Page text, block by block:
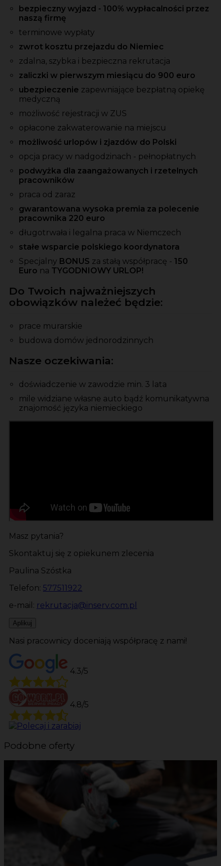
bezpieczny wyjazd - 100% wypłacalności przez
naszą firmę
terminowe wypłaty
zwrot kosztu przejazdu do Niemiec
zdalna, szybka i bezpieczna rekrutacja
zaliczki w pierwszym miesiącu do 900 euro
ubezpieczenie zapewniające bezpłatną opiekę
medyczną
możliwość rejestracji w ZUS
opłacone zakwaterowanie na miejscu
możliwość urlopów i zjazdów do Polski
opcja pracy w nadgodzinach - pełnopłatnych
podwyżka dla zaangażowanych i rzetelnych
pracowników
praca od zaraz
gwarantowana wysoka premia za polecenie
pracownika 220 euro
długotrwała i legalna praca w Niemczech
stałe wsparcie polskiego koordynatora
Specjalny BONUS za stałą współpracę - 150
Euro na TYGODNIOWY URLOP!
Do Twoich najważniejszych
obowiązków należeć będzie:
prace murarskie
budowa domów jednorodzinnych
Nasze oczekiwania:
doświadczenie w zawodzie min. 3 lata
mile widziane własne auto bądź komunikatywna
znajomość języka niemieckiego
Masz pytania?
Skontaktuj się z opiekunem zlecenia
Paulina Szóstka
Telefon: 577511922
e-mail: rekrutacja@inserv.com.pl
Aplikuj
Nasi pracownicy doceniają współpracę z nami!
4.3/5
4.8/5
Podobne oferty